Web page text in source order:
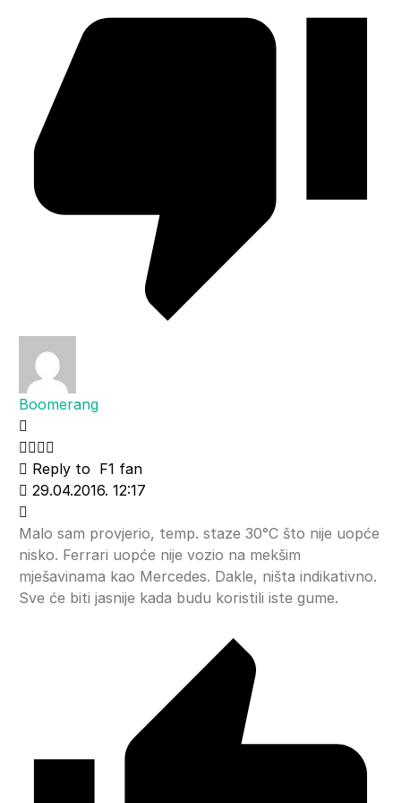
Boomerang
Reply to F1 fan
29.04.2016. 12:17
Malo sam provjerio, temp. staze 30°C što nije uopće
nisko. Ferrari uopće nije vozio na mekšim
mješavinama kao Mercedes. Dakle, ništa indikativno.
Sve će biti jasnije kada budu koristili iste gume.